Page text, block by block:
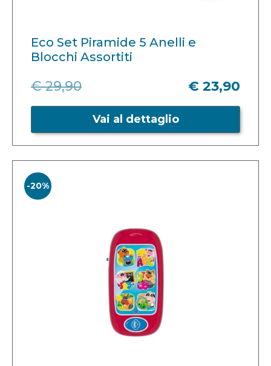
Eco Set Piramide 5 Anelli e
Blocchi Assortiti
€ 29,90 € 23,90
Vai al dettaglio
-20%